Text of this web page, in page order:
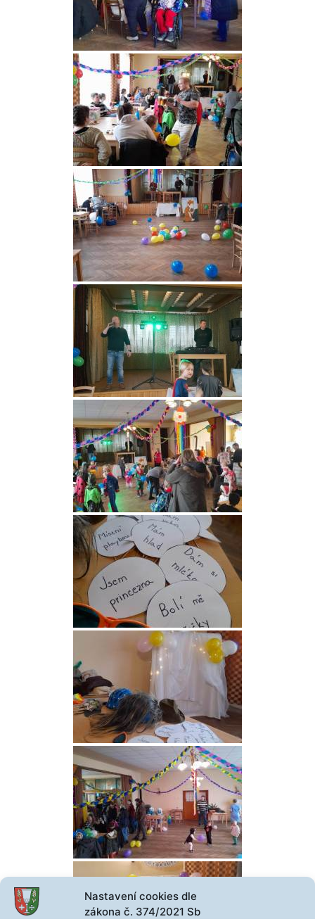
Nastavení cookies dle
zákona č. 374/2021 Sb